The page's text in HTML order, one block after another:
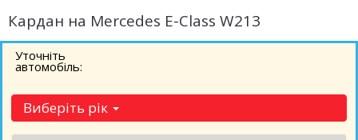
Кардан на Mercedes E-Class W213
Уточніть
автомобіль:
Виберіть рік